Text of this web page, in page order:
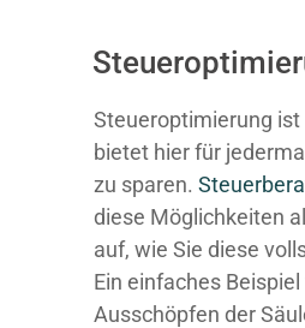
Steueroptimierung ist
bietet hier für
zu sparen.
diese Möglichkeiten
auf, wie Sie diese
Ein einfaches
Ausschöpfen der